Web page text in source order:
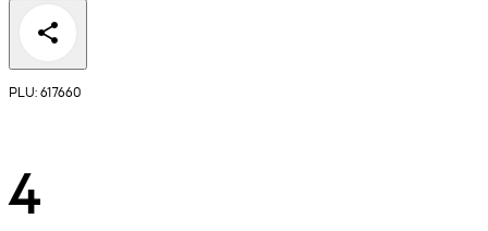
PLU: 617660
4